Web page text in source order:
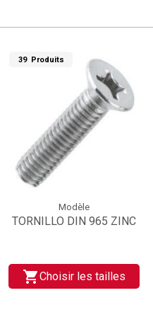
39 Produits
Modèle
TORNILLO DIN 965 ZINC
shopping_cartChoisir les tailles